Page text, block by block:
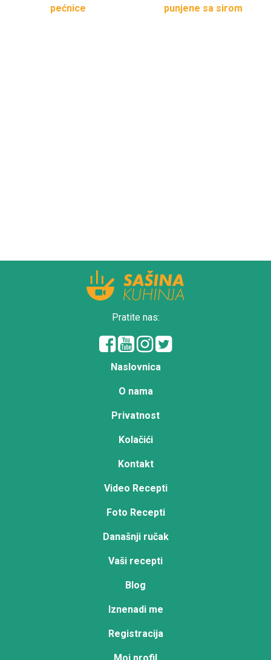
pećnice
punjene sa sirom
Pratite nas:
Naslovnica
O nama
Privatnost
Kolačići
Kontakt
Video Recepti
Foto Recepti
Današnji ručak
Vaši recepti
Blog
Iznenadi me
Registracija